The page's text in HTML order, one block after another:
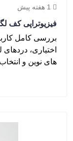
1 هفته پیش
فیزیوتراپی کف
بررسی کامل
اختیاری،
های نوین و